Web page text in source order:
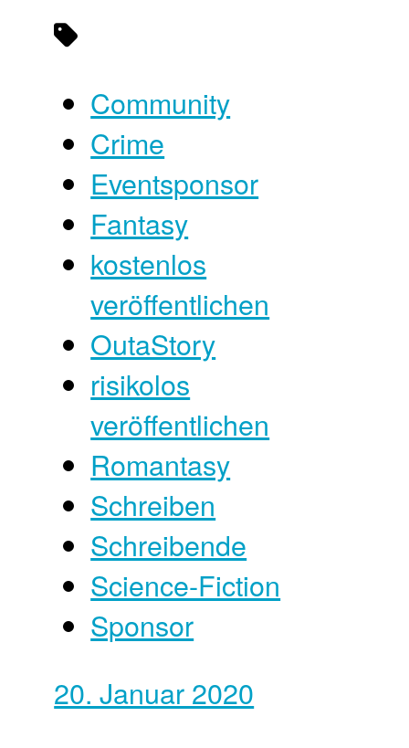
Community
Crime
Eventsponsor
Fantasy
kostenlos
veröffentlichen
OutaStory
risikolos
veröffentlichen
Romantasy
Schreiben
Schreibende
Science-Fiction
Sponsor
20. Januar 2020